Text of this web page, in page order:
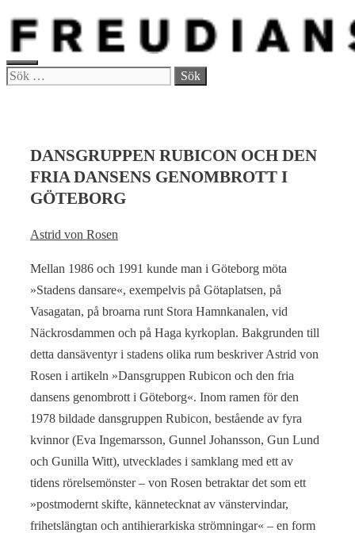
Hoppa
innehåll
MENY
Sök
DANSGRUPPEN RUBICON OCH DEN
FRIA DANSENS GENOMBROTT I
GÖTEBORG
Astrid von Rosen
Mellan 1986 och 1991 kunde man i Göteborg möta
»Stadens dansare«, exempelvis på Götaplatsen, på
Vasagatan, på broarna runt Stora Hamnkanalen, vid
Näckrosdammen och på Haga kyrkoplan. Bak­grunden till
detta dansäventyr i stadens olika rum beskriver Astrid von
Rosen i artikeln »Dansgruppen Rubicon och den fria
dansens genombrott i Göteborg«. Inom ramen för den
1978 bildade dansgruppen Rubicon, bestående av fyra
kvinnor (Eva Ingemarsson, Gunnel Johansson, Gun Lund
och Gunilla Witt), utvecklades i samklang med ett av
tidens rörelsemönster – von Rosen betraktar det som ett
»postmo­dernt skifte, kännetecknat av vänstervindar,
frihetslängtan och anti­hierarkiska strömningar« – en form